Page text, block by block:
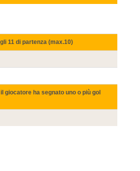
11 di partenza (max.10)
giocatore ha segnato uno o più gol